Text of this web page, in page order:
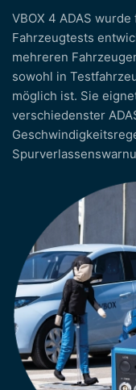
VBOX 4 ADAS
Fahrzeugtests
mehreren
sowohl in
möglich ist. Sie
verschiedenster